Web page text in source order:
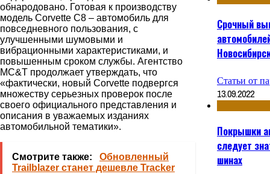
обнародовано. Готовая к производству
модель Corvette C8 – автомобиль для
повседневного пользования, с
улучшенными шумовыми и
вибрационными характеристиками, и
повышенным сроком службы. Агентство
MC&T продолжает утверждать, что
«фактически, новый Corvette подвергся
множеству серьезных проверок после
своего официального представления и
описания в уважаемых изданиях
автомобильной тематики».
Смотрите также:
Обновленный
Trailblazer станет дешевле Tracker
Срочный
Статьи от
13.09.2022
Покрышки
следует
шинах